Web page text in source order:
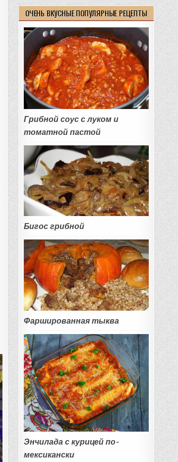
ОЧЕНЬ ВКУСНЫЕ ПОПУЛЯРНЫЕ РЕЦЕПТЫ
Грибной соус с луком и
томатной пастой
Бигос грибной
Фаршированная тыква
Энчилада с курицей по-
мексикански